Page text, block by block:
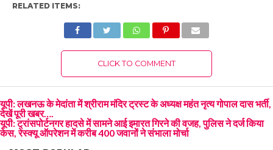
RELATED ITEMS:
CLICK TO COMMENT
यूपी: लखनऊ के मेदांता में श्रीराम मंदिर ट्रस्ट के अध्यक्ष महंत नृत्य गोपाल दास भर्ती,
देखें पूरी खबर….
यूपी: ट्रांसपोर्टनगर हादसे में सामने आई इमारत गिरने की वजह, पुलिस ने दर्ज किया
केस, रेस्क्यू ऑपरेशन में करीब 400 जवानों ने संभाला मोर्चा